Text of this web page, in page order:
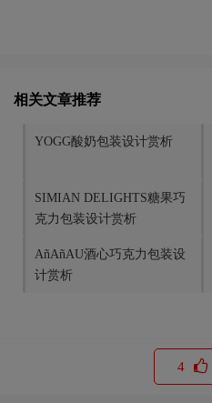
相关文章推荐
YOGG酸奶包装设计赏析
SIMIAN DELIGHTS糖果巧
克力包装设计赏析
AñAñAU酒心巧克力包装设
计赏析
4